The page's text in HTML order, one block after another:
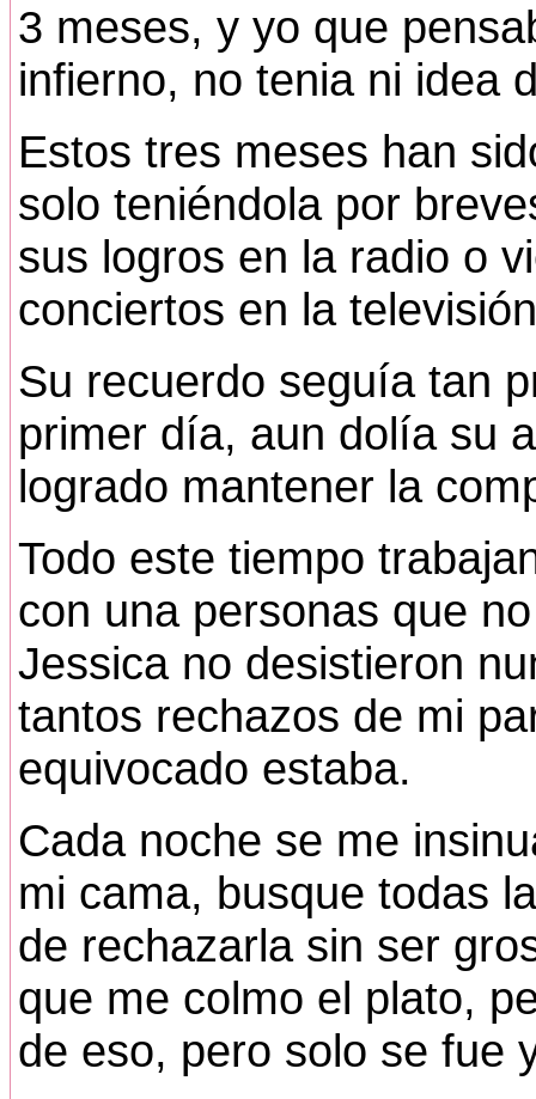
3 meses, y yo que
infierno, no tenia ni idea
Estos tres meses han
solo teniéndola por
sus logros en la radio o
conciertos en la
Su recuerdo seguía tan
primer día, aun dolía su
logrado mantener la
Todo este tiempo
con una personas que
Jessica no desistieron
tantos rechazos de mi
equivocado estaba.
Cada noche se me
mi cama, busque todas
de rechazarla sin ser
que me colmo el plato,
de eso, pero solo se fue